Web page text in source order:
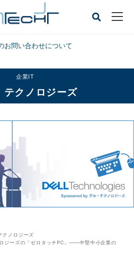
お問い合わせについて
企業IT
テクノロジーズ
クノロジーズ
ロジーズの「ゼロタッチPC」――中堅中小企業の